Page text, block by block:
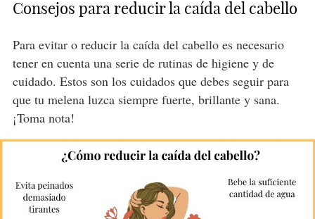
Consejos para reducir la caída del cabello
Para evitar o reducir la caída del cabello es necesario
tener en cuenta una serie de rutinas de higiene y de
cuidado. Estos son los cuidados que debes seguir para
que tu melena luzca siempre fuerte, brillante y sana.
¡Toma nota!